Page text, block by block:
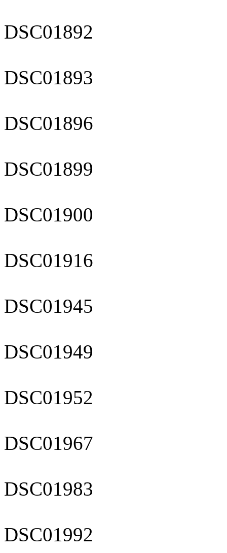
DSC01892
DSC01893
DSC01896
DSC01899
DSC01900
DSC01916
DSC01945
DSC01949
DSC01952
DSC01967
DSC01983
DSC01992